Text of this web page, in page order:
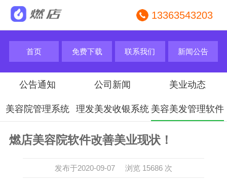
13363543203
首页 免费下载 联系我们 新闻公告
公告通知 公司新闻 美业动态
美容院管理系统 理发美发收银系统 美容美发管理软件
燃店美容院软件改善美业现状！
发布于2020-09-07 浏览 15686 次